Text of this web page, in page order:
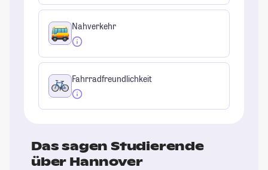
Nahverkehr
Fahrradfreundlichkeit
Das sagen Studierende
über Hannover